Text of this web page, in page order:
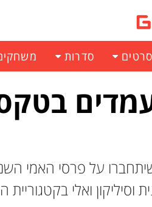
סדרות
על פרסי האמי
ואלי בקטגוריית